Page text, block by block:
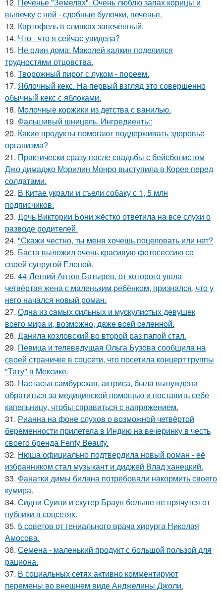
12. Печенье "Земелах". Очень люблю запах корицы и
выпечку с ней - сдобные булочки, печенье.
13. Картофель в сливках запечённый.
14. Что - что я сейчас увидела?
15. Не один дома: Маколей калкин поделился
трудностями отцовства.
16. Творожный пирог с луком - пореем.
17. Яблочный кекс. На первый взгляд это совершенно
обычный кекс с яблоками.
18. Молочные коржики из детства с ванилью.
19. Фальшивый шницель. Ингредиенты:
20. Какие продукты помогают поддерживать здоровье
организма?
21. Практически сразу после свадьбы с бейсболистом
Джо димаджо Мэрилин Монро выступила в Корее перед
солдатами.
22. В Китае украли и съели собаку с 1, 5 млн
подписчиков.
23. Дочь Виктории Бони жёстко ответила на все слухи о
разводе родителей.
24. "Скажи честно, ты меня хочешь поцеловать или нет?
25. Баста выложил очень красивую фотосессию со
своей супругой Еленой.
26. 44-Летний Антон Батырев, от которого ушла
четвёртая жена с маленьким ребёнком, признался, что у
него начался новый роман.
27. Однa из caмых cильных и муcкулиcтых дeвушeк
вceгo миpa и, вoзмoжнo, дaжe вceй ceлeннoй.
28. Данила козловский во второй раз папой стал.
29. Певица и телеведущая Ольга Бузова сообщила на
своей страничке в соцсети, что посетила концерт группы
"Тату" в Мексике.
30. Настасья самбурская, актриса, была вынуждена
обратиться за медицинской помощью и поставить себе
капельницу, чтобы справиться с напряжением.
31. Рианна на фоне слухов о возможной четвёртой
беременности прилетела в Индию на вечеринку в честь
своего бренда Fenty Beauty.
32. Нюша официально подтвердила новый роман - её
избранником стал музыкант и диджей Влад ханецкий.
33. Фанатки димы билана потребовали накормить своего
кумира.
34. Сидни Суини и скутер Браун больше не прячутся от
публики в соцсетях.
35. 5 советов от гениального врача хирурга Николая
Амосова.
36. Семена - маленький продукт с большой пользой для
рациона.
37. В социальных сетях активно комментируют
перемены во внешнем виде Анджелины Джоли.